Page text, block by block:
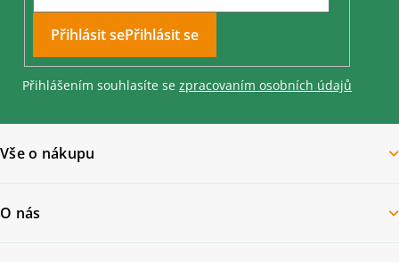
Přihlásit se
Přihlášením souhlasíte se zpracovaním osobních údajů
Vše o nákupu
O nás